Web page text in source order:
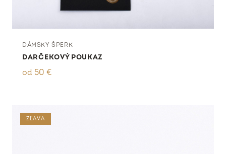
DÁMSKY ŠPERK
DARČEKOVÝ POUKAZ
od 50 €
ZĽAVA